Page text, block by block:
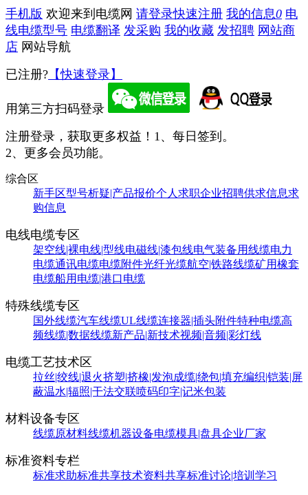
手机版 欢迎来到电缆网 请登录快速注册 我的信息0 电
线电缆型号 电缆翻译 发采购 我的收藏 发招聘 网站商
店 网站导航
已注册? 【快速登录】
用第三方扫码登录
注册登录，获取更多权益！ 1、每日签到。
2、更多会员功能。
综合区
新手区型号析疑|产品报价个人求职企业招聘供求信息求
购信息
电线电缆专区
架空线|裸电线|型线电磁线|漆包线电气装备用线缆电力
电缆通讯电缆电缆附件光纤光缆航空|铁路线缆矿用橡套
电缆船用电缆|港口电缆
特殊线缆专区
国外线缆汽车线缆UL线缆连接器|插头附件特种电缆高
频线缆|数据线缆新产品|新技术视频|音频|彩灯线
电缆工艺技术区
拉丝|绞线|退火挤塑|挤橡|发泡成缆|绕包|填充编织|铠装|屏
蔽温水|辐照|干法交联喷码印字|记米包装
材料设备专区
线缆原材料线缆机器设备电缆模具|盘具企业厂家
标准资料专栏
标准求助标准共享技术资料共享标准讨论|培训学习